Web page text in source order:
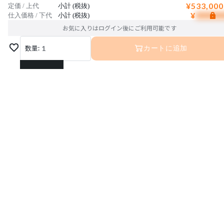
定価 / 上代 小計 (税抜)
仕入価格 / 下代 小計 (税抜) ¥
お気に入りはログイン後にご利用可能です
数量: 1
1
カートに追加